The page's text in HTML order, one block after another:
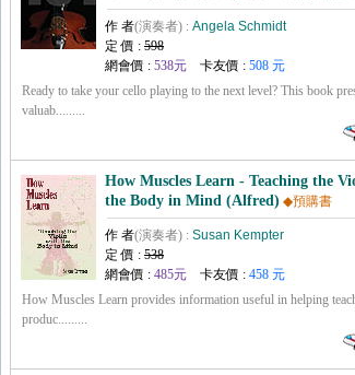
作 者(演奏者) : Angela Schmidt
定 價 : 598
網會價 : 538元 卡友價 : 508 元
Ready to take your cello playing to the next level? This book
valuab.........
How Muscles Learn - Teaching the
the Body in Mind (Alfred) ◆預購書
作 者(演奏者) : Susan Kempter
定 價 : 538
網會價 : 485元 卡友價 : 458 元
How Muscles Learn provides information useful in helping
produc.........